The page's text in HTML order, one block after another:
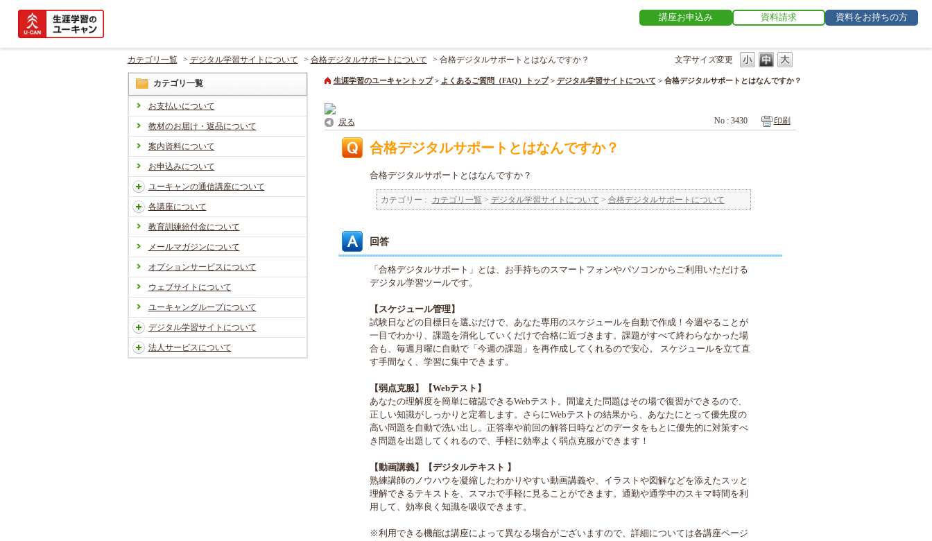
講座お申込み 資料請求 資料をお持ちの方
文字サイズ変更
カテゴリ一覧 > デジタル学習サイトについて > 合格デジタルサポートについて > 合格デジタルサポートとはなんですか？
カテゴリ一覧
お支払いについて
教材のお届け・返品について
案内資料について
お申込みについて
ユーキャンの通信講座について
各講座について
教育訓練給付金について
メールマガジンについて
オプションサービスについて
ウェブサイトについて
ユーキャングループについて
デジタル学習サイトについて
法人サービスについて
生涯学習のユーキャントップ > よくあるご質問（FAQ）トップ > デジタル学習サイトについて > 合格デジタルサポートとはなんですか？
戻る No : 3430 印刷
合格デジタルサポートとはなんですか？
合格デジタルサポートとはなんですか？
カテゴリー : カテゴリ一覧 > デジタル学習サイトについて > 合格デジタルサポートについて
回答
「合格デジタルサポート」とは、お手持ちのスマートフォンやパソコンからご利用いただける
デジタル学習ツールです。
【スケジュール管理】
試験日などの目標日を選ぶだけで、あなた専用のスケジュールを自動で作成！今週やることが
一目でわかり、課題を消化していくだけで合格に近づきます。課題がすべて終わらなかった場
合も、毎週月曜に自動で「今週の課題」を再作成してくれるので安心。 スケジュールを立て直
す手間なく、学習に集中できます。
【弱点克服】【Webテスト】
あなたの理解度を簡単に確認できるWebテスト。間違えた問題はその場で復習ができるので、
正しい知識がしっかりと定着します。さらにWebテストの結果から、あなたにとって優先度の
高い問題を自動で洗い出し。正答率や前回の解答日時などのデータをもとに優先的に対策すべ
き問題を出題してくれるので、手軽に効率よく弱点克服ができます！
【動画講義】【デジタルテキスト 】
熟練講師のノウハウを凝縮したわかりやすい動画講義や、イラストや図解などを添えたスッと
理解できるテキストを、スマホで手軽に見ることができます。通勤や通学中のスキマ時間を利
用して、効率良く知識を吸収できます。
※利用できる機能は講座によって異なる場合がございますので、詳細については各講座ページ